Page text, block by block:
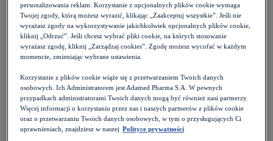
Pielęgniarstwo rodzinne
Inne
Prawo
Psychologia
Wideo i podcasty
personalizowania reklam. Korzystanie z opcjonalnych plików cookie wymaga
Twojej zgody, którą możesz wyrazić, klikając „Zaakceptuj wszystkie”. Jeśli nie
wyrażasz zgody na wykorzystywanie jakichkolwiek opcjonalnych plików cookie,
kliknij „Odrzuć”. Jeśli chcesz wybrać pliki cookie, na których stosowanie
wyrażasz zgodę, kliknij „Zarządzaj cookies”. Zgodę możesz wycofać w każdym
momencie, zmieniając wybrane ustawienia.
Korzystanie z plików cookie wiąże się z przetwarzaniem Twoich danych
osobowych. Ich Administratorem jest Adamed Pharma S.A. W pewnych
przypadkach administratorami Twoich danych mogą być również nasi partnerzy.
Więcej informacji o korzystaniu przez nas i naszych partnerów z plików cookie
oraz o przetwarzaniu Twoich danych osobowych, w tym o przysługujących Ci
uprawnieniach, znajdziesz w naszej Polityce prywatności